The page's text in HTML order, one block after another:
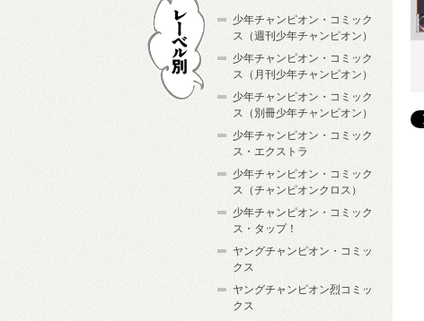
少年チャンピオン・コミック
ス（週刊少年チャンピオン）
少年チャンピオン・コミック
ス（月刊少年チャンピオン）
少年チャンピオン・コミック
ス（別冊少年チャンピオン）
少年チャンピオン・コミック
ス・エクストラ
少年チャンピオン・コミック
ス（チャンピオンクロス）
少年チャンピオン・コミック
ス・タップ！
ヤングチャンピオン・コミッ
クス
ヤングチャンピオン烈コミッ
クス